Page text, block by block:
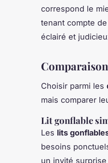
correspond le
tenant compte
éclairé et
Choisir parmi les
mais comparer
Lit gonflable
Les lits
besoins
un invité